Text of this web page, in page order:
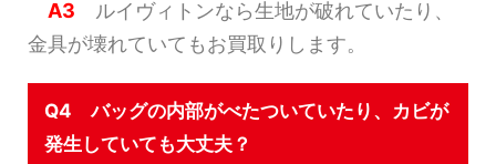
A3 ルイヴィトンなら生地が破れていたり、
金具が壊れていてもお買取りします。
Q4 バッグの内部がべたついていたり、カビが
発生していても大丈夫？